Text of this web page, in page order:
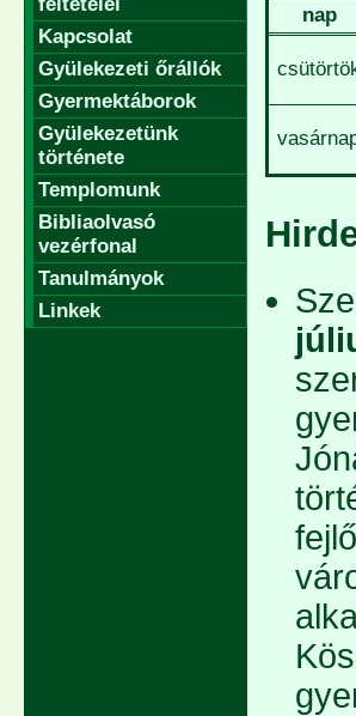
Kapcsolat
Gyülekezeti őrállók
Gyermektáborok
Gyülekezetünk
története
Templomunk
Bibliaolvasó
vezérfonal
Tanulmányok
Linkek
nap